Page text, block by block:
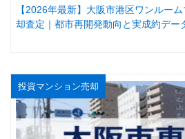
【2026年最新】大阪市港区ワンルー
却査定｜都市再開発動向と実成約デー
投資マンション売却